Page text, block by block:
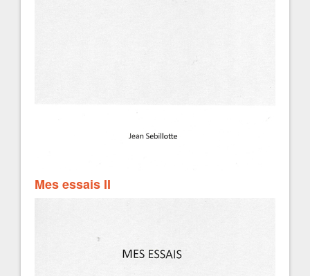
Mes essais II